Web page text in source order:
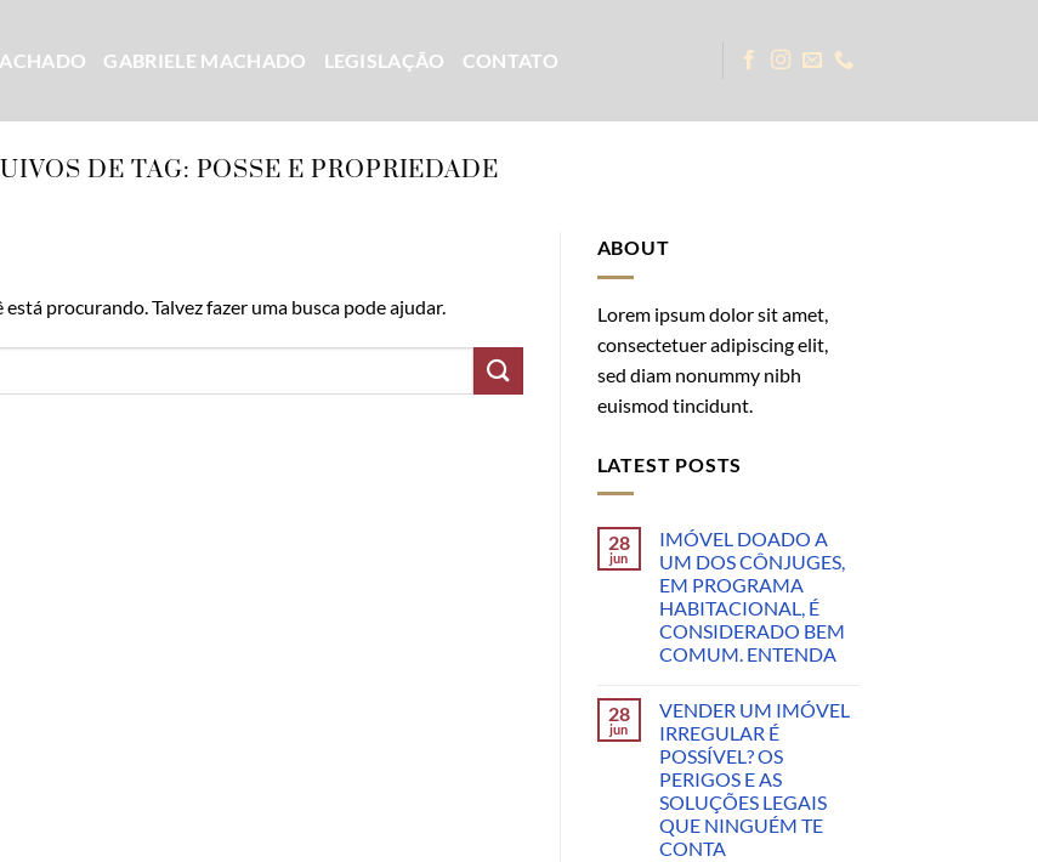
GABRIELE MACHADO LEGISLAÇÃO CONTATO
DE TAG: POSSE E PROPRIEDADE
procurando. Talvez fazer uma busca pode ajudar.
ABOUT
Lorem ipsum dolor sit amet,
consectetuer adipiscing elit,
sed diam nonummy nibh
euismod tincidunt.
LATEST POSTS
28
jun
IMÓVEL DOADO A
UM DOS CÔNJUGES,
EM PROGRAMA
HABITACIONAL, É
CONSIDERADO BEM
COMUM. ENTENDA
28
jun
VENDER UM IMÓVEL
IRREGULAR É
POSSÍVEL? OS
PERIGOS E AS
SOLUÇÕES LEGAIS
QUE NINGUÉM TE
CONTA